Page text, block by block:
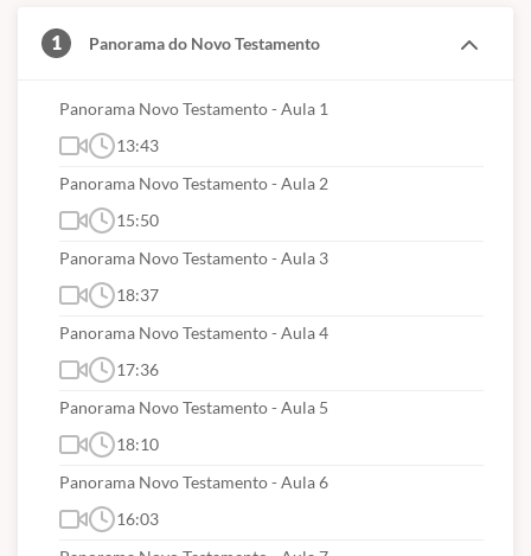
1 Panorama do Novo Testamento
Panorama Novo Testamento - Aula 1
13:43
Panorama Novo Testamento - Aula 2
15:50
Panorama Novo Testamento - Aula 3
18:37
Panorama Novo Testamento - Aula 4
17:36
Panorama Novo Testamento - Aula 5
18:10
Panorama Novo Testamento - Aula 6
16:03